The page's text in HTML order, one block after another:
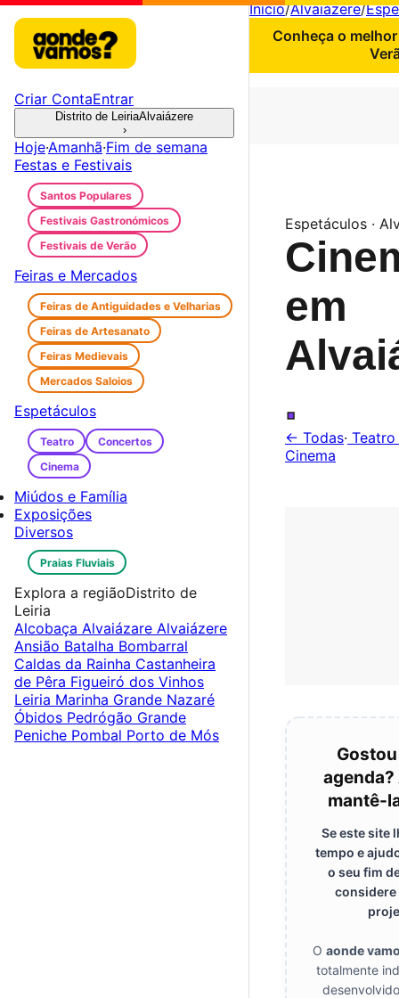
Início/Alvaiázere/
Conheça o
Espetáculos ·
em
.
← Todas· Teatro
Cinema
agenda?
mantê-
Se este site
tempo e
o seu fim
considere
O aonde
totalmente
Criar ContaEntrar
Distrito de LeiriaAlvaiázere
›
Hoje·Amanhã·Fim de semana
Festas e Festivais
Santos Populares
Festivais Gastronómicos
Festivais de Verão
Feiras e Mercados
Feiras de Antiguidades e Velharias
Feiras de Artesanato
Feiras Medievais
Mercados Saloios
Espetáculos
Teatro
Concertos
Cinema
Miúdos e Família
Exposições
Diversos
Praias Fluviais
Explora a regiãoDistrito de
Leiria
Alcobaça Alvaiázare Alvaiázere
Ansião Batalha Bombarral
Caldas da Rainha Castanheira
de Pêra Figueiró dos Vinhos
Leiria Marinha Grande Nazaré
Óbidos Pedrógão Grande
Peniche Pombal Porto de Mós